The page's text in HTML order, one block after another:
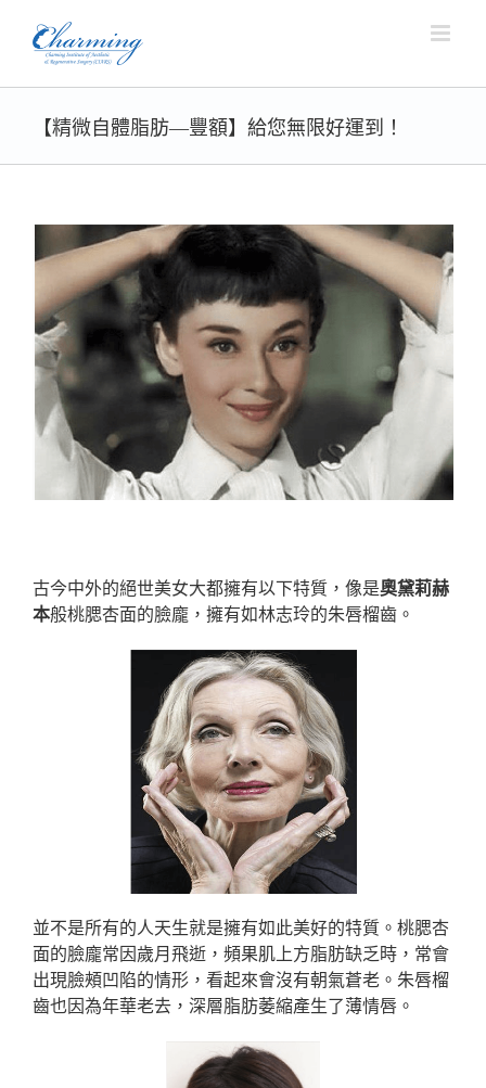
content
【精微自體脂肪—豐額】給您無限好運到！
Larger
Image
古今中外的絕世美女大都擁有以下特質，像是奧黛莉赫
本般桃腮杏面的臉龐，擁有如林志玲的朱唇榴齒。
並不是所有的人天生就是擁有如此美好的特質。桃腮杏
面的臉龐常因歲月飛逝，頻果肌上方脂肪缺乏時，常會
出現臉頰凹陷的情形，看起來會沒有朝氣蒼老。朱唇榴
齒也因為年華老去，深層脂肪萎縮產生了薄情唇。